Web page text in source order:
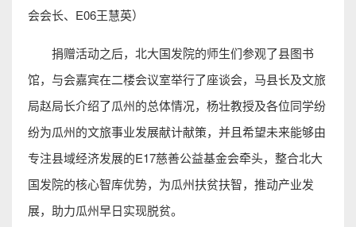
会会长、E06王慧英）
捐赠活动之后，北大国发院的师生们参观了县图书
馆，与会嘉宾在二楼会议室举行了座谈会，马县长及文旅
局赵局长介绍了瓜州的总体情况，杨壮教授及各位同学纷
纷为瓜州的文旅事业发展献计献策，并且希望未来能够由
专注县域经济发展的E17慈善公益基金会牵头，整合北大
国发院的核心智库优势，为瓜州扶贫扶智，推动产业发
展，助力瓜州早日实现脱贫。